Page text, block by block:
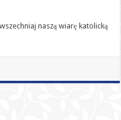
naszą wiarę katolicką